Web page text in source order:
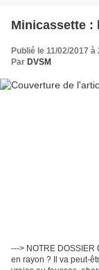
Minicassette :
Publié le 11/02/2017 à
Par DVSM
---> NOTRE DOSSIER
en rayon ? Il va peut-